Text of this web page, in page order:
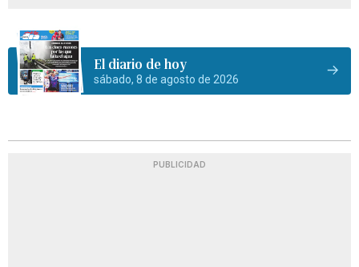
El diario de hoy
sábado, 8 de agosto de 2026
PUBLICIDAD